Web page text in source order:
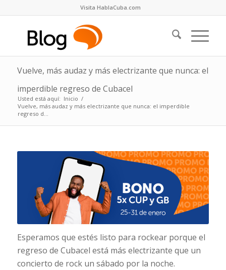
Visita HablaCuba.com
Vuelve, más audaz y más electrizante que nunca: el
imperdible regreso de Cubacel
Usted está aquí: Inicio /
Vuelve, más audaz y más electrizante que nunca: el imperdible
regreso d...
Esperamos que estés listo para rockear porque el
regreso de Cubacel está más electrizante que un
concierto de rock un sábado por la noche.